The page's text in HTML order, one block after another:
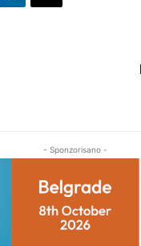
- Sponzorisano -